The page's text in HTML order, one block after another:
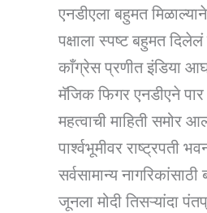
एनडीएला बहुमत
पक्षाला स्पष्ट बहुमत
काँग्रेस प्रणीत इंडिया
मॅजिक फिगर एनडीएने पार
महत्वाची माहिती समोर
पार्श्वभूमीवर राष्ट्रपती
सर्वसामान्य
जूनला मोदी तिसऱ्यांदा